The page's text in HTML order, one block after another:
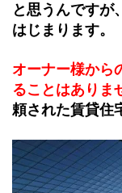
と思うんですが
はじまります。
オーナー様から
ることはありま
頼された賃貸住